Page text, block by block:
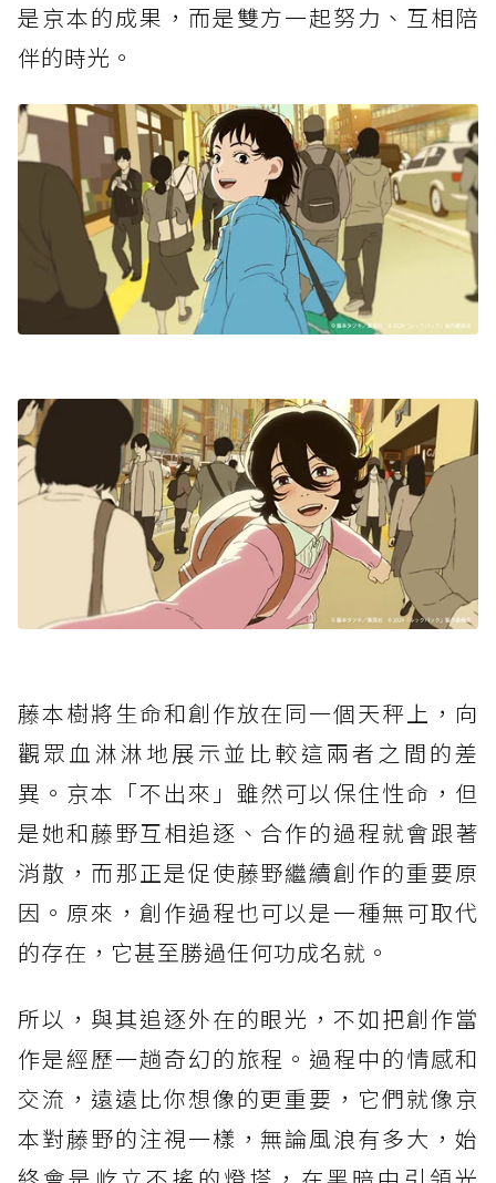
是京本的成果，而是雙方一起努力、互相陪
伴的時光。
藤本樹將生命和創作放在同一個天秤上，向
觀眾血淋淋地展示並比較這兩者之間的差
異。京本「不出來」雖然可以保住性命，但
是她和藤野互相追逐、合作的過程就會跟著
消散，而那正是促使藤野繼續創作的重要原
因。原來，創作過程也可以是一種無可取代
的存在，它甚至勝過任何功成名就。
所以，與其追逐外在的眼光，不如把創作當
作是經歷一趟奇幻的旅程。過程中的情感和
交流，遠遠比你想像的更重要，它們就像京
本對藤野的注視一樣，無論風浪有多大，始